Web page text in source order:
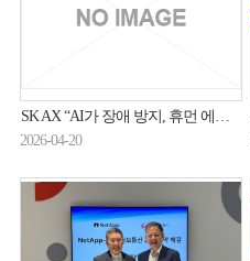
SK AX “AI가 장애 방지, 휴먼 에러 최소화”
2026-04-20